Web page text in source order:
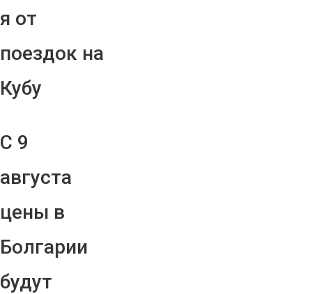
я от
поездок на
Кубу
С 9
августа
цены в
Болгарии
будут